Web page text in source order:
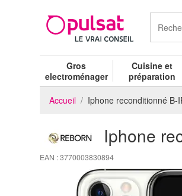
Gros
electroménager
Cuisine et
préparation
Accueil Iphone reconditionné B-
Iphone
EAN : 3770003830894